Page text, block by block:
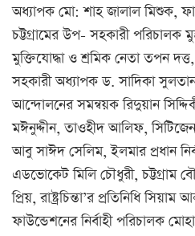
অধ্যাপক মো: শাহ জালাল মিশুক,
চট্টগ্রামের উপ- সহকারী পরিচালক
মুক্তিযোদ্ধা ও শ্রমিক নেতা তপন দত্ত,
সহকারী অধ্যাপক ড. সাদিকা
আন্দোলনের সমন্বয়ক রিদুয়ান
মঈনুদ্দীন, তাওহীদ আলিফ,
আবু সাঈদ সেলিম, ইলমার প্রধান
এডভোকেট মিলি চৌধুরী, চট্টগ্রাম
প্রিয়, রাষ্ট্রচিন্তা’র প্রতিনিধি সিয়াম
ফাউন্ডেশনের নির্বাহী পরিচালক